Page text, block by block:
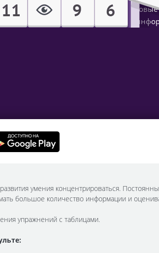
тренируют зрительные
внимание и темп восприятия
умения концентрироваться.
большое количество информации и
упражнений с таблицами.